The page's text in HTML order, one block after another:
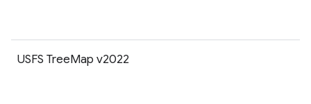
USFS TreeMap v2022